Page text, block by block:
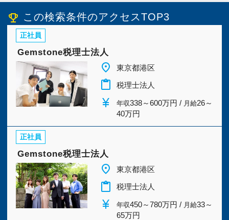
マイリスト
今すぐ会員登録
PC版サイトを見る
採用ご担当者様
emoji_events この検索条件のアクセスTOP3
正社員
Gemstone税理士法人
place 東京都港区
content_paste 税理士法人
currency_yen 年収338～600万円 / 月給26～
40万円
正社員
Gemstone税理士法人
place 東京都港区
content_paste 税理士法人
currency_yen 年収450～780万円 / 月給33～
65万円